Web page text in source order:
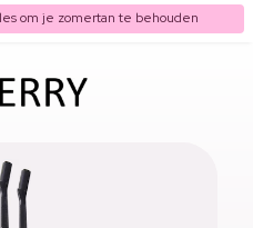
om je zomertan te behouden